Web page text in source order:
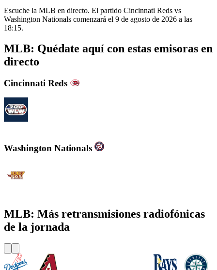
Escuche la MLB en directo. El partido Cincinnati Reds vs
Washington Nationals comenzará el 9 de agosto de 2026 a las
18:15.
MLB: Quédate aquí con estas emisoras en
directo
Cincinnati Reds
Washington Nationals
MLB: Más retransmisiones radiofónicas
de la jornada